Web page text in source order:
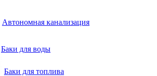
Автономная канализация
Баки для воды
Баки для топлива